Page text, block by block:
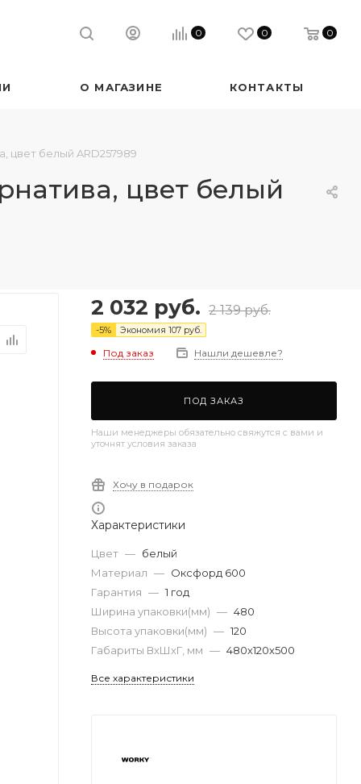
0 0 0
О МАГАЗИНЕ КОНТАКТЫ
цвет белый ARD257989
цвет белый
2 032 руб. 2 139руб.
-5% Экономия 107 руб.
Под заказ Нашли дешевле?
ПОД ЗАКАЗ
Наши менеджеры обязательно свяжутся с вами и
уточнят условия заказа
Хочу в подарок
Характеристики
Цвет — белый
Материал — Оксфорд 600
Гарантия — 1 год
Ширина упаковки(мм) — 480
Высота упаковки(мм) — 120
Габариты ВхШхГ, мм — 480х120х500
Все характеристики